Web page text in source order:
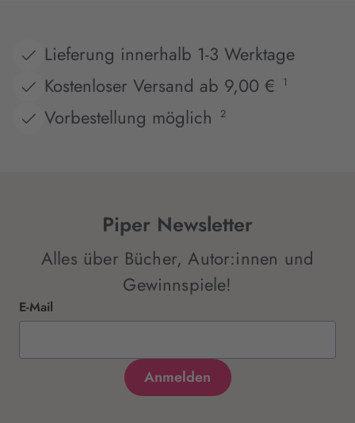
Lieferung innerhalb 1-3 Werktage
Kostenloser Versand ab 9,00 €
1
Vorbestellung möglich 2
Piper Newsletter
Alles über Bücher, Autor:innen und
Gewinnspiele!
E-Mail